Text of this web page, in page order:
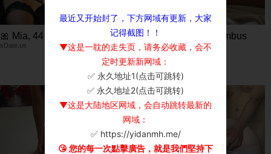
🎀 Mia, 44📍Columbus
xDate.us
💌 Amelie, 40📍Columbus
xDate
最近又开始封了，下方网域有更新，大家
记得截图！！
▼这是一耽的走失页，请务必收藏，会不
定时更新新网域：
✅ 永久地址1(点击可跳转)
✅ 永久地址2(点击可跳转)
▼这是大陆地区网域，会自动跳转最新的
网域：
✅ https://yidanmh.me/
😘 您的每一次點擊廣告，就是我們堅持下